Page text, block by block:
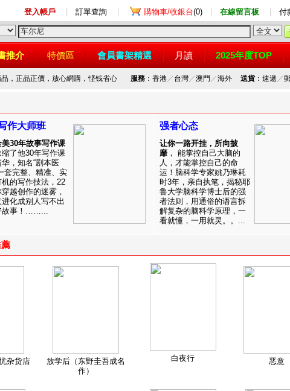
登入帳戶 訂單查詢 購物車/收銀台(0) 在線留言板 付
推介 特價區 會員書架精選 月讀 2025年度TOP
，正品正價，放心網購，悭钱省心 服務：香港／ 台灣／澳門 ／海外 送貨：速遞 ／
作大师班
美30年故事写作课
缩了他30年写作课
，知名“剧本医
套完整、精准、实
机的写作技法，22
越创作的迷雾，
化成别人写不出
故事！……...
强者心态
让你一路开挂，所向披
靡 ， 能掌控自己大脑的
人，才能掌控自己的命
运！脑科学专家姚乃琳耗
时3年，亲自执笔，揭秘耶
鲁大学脑科学博士后的强
者法则，用通俗的语言拆
解复杂的脑科学原理，一
看就懂，一用就灵。。...
杂货店
放学后（东野圭吾成名
作）
白夜行 恶意